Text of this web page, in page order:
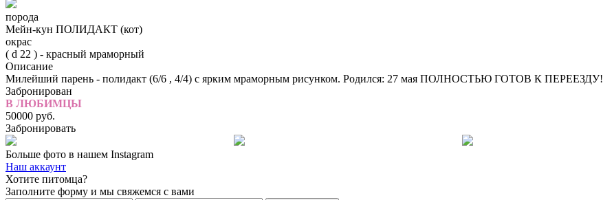
порода
Мейн-кун ПОЛИДАКТ (кот)
окрас
( d 22 ) - красный мраморный
Описание
Милейший парень - полидакт (6/6 , 4/4) с ярким мраморным рисунком. Родился: 27 мая ПОЛНОСТЬЮ ГОТОВ К ПЕРЕЕЗДУ!
Забронирован
В ЛЮБИМЦЫ
50000 руб.
Забронировать
Больше фото в нашем Instagram
Наш аккаунт
Хотите питомца?
Заполните форму и мы свяжемся с вами